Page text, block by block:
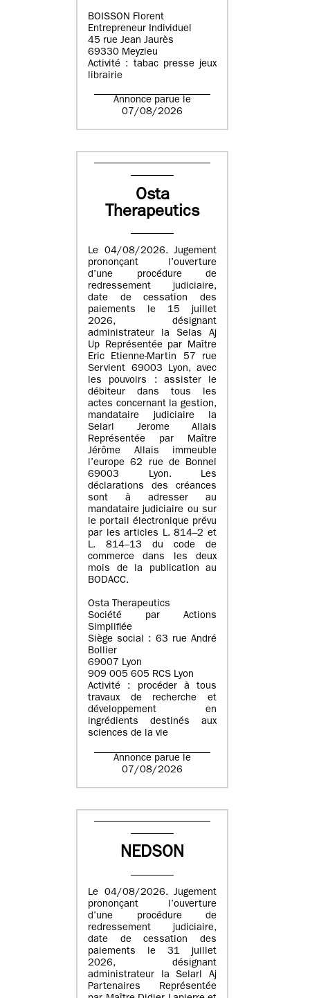
BOISSON Florent
Entrepreneur Individuel
45 rue Jean Jaurès
69330 Meyzieu
Activité : tabac presse jeux
librairie
Annonce parue le
07/08/2026
Osta
Therapeutics
Le 04/08/2026. Jugement
prononçant l’ouverture
d’une procédure de
redressement judiciaire,
date de cessation des
paiements le 15 juillet
2026, désignant
administrateur la Selas Aj
Up Représentée par Maître
Eric Etienne-Martin 57 rue
Servient 69003 Lyon, avec
les pouvoirs : assister le
débiteur dans tous les
actes concernant la gestion,
mandataire judiciaire la
Selarl Jerome Allais
Représentée par Maître
Jérôme Allais immeuble
l’europe 62 rue de Bonnel
69003 Lyon. Les
déclarations des créances
sont à adresser au
mandataire judiciaire ou sur
le portail électronique prévu
par les articles L. 814–2 et
L. 814–13 du code de
commerce dans les deux
mois de la publication au
BODACC.
Osta Therapeutics
Société par Actions
Simplifiée
Siège social : 63 rue André
Bollier
69007 Lyon
909 005 605 RCS Lyon
Activité : procéder à tous
travaux de recherche et
développement en
ingrédients destinés aux
sciences de la vie
Annonce parue le
07/08/2026
NEDSON
Le 04/08/2026. Jugement
prononçant l’ouverture
d’une procédure de
redressement judiciaire,
date de cessation des
paiements le 31 juillet
2026, désignant
administrateur la Selarl Aj
Partenaires Représentée